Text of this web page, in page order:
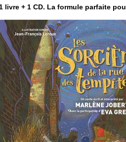
livre + 1 CD. La formule parfaite